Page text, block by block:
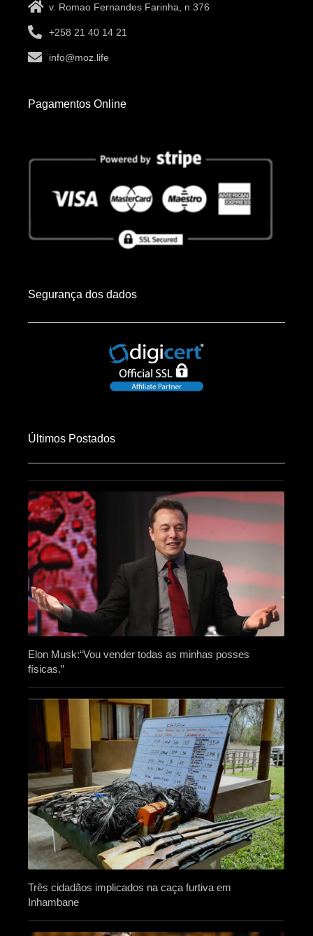
v. Romao Fernandes Farinha, n 376
+258 21 40 14 21
info@moz.life
Pagamentos Online
Segurança dos dados
Últimos Postados
Elon Musk:“Vou vender todas as minhas posses
físicas.”
Três cidadãos implicados na caça furtiva em
Inhambane